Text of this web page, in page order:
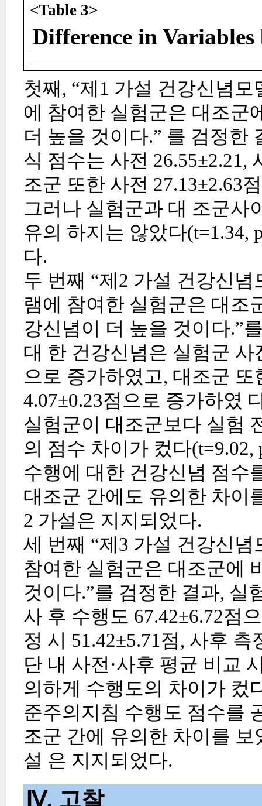
<Table 3>
Difference in Variables
첫째, “제1 가설 건강신념
에 참여한 실험군은 대조군
더 높을 것이다.” 를 검정한
식 점수는 사전 26.55±2.21,
조군 또한 사전 27.13±2.63
그러나 실험군과 대 조군사
유의 하지는 않았다(t=1.34,
다.
두 번째 “제2 가설 건강신
램에 참여한 실험군은 대조
강신념이 더 높을 것이다.”
대 한 건강신념은 실험군 사
으로 증가하였고, 대조군 또
4.07±0.23점으로 증가하였
실험군이 대조군보다 실험
의 점수 차이가 컸다
수행에 대한 건강신념 점수
대조군 간에도 유의한 차이
2 가설은 지지되었다.
세 번째 “제3 가설 건강신
참여한 실험군은 대조군에
것이다.”를 검정한 결과, 실
사 후 수행도 67.42±6.72점
정 시 51.42±5.71점, 사후
단 내 사전·사후 평균 비교
의하게 수행도의 차이가 컸
준주의지침 수행도 점수를
조군 간에 유의한 차이를 보
설 은 지지되었다.
Ⅳ. 고찰